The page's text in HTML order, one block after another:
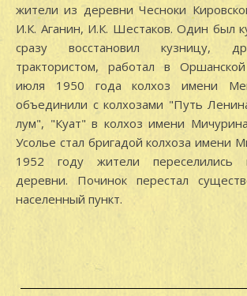
жители из деревни Чесноки
И.К. Аганин, И.К. Шестаков. Один был
сразу восстановил кузницу,
трактористом, работал в
июля 1950 года колхоз имени
объединили с колхозами "Путь
лум", "Куат" в колхоз имени
Усолье стал бригадой колхоза имени
1952 году жители переселились
деревни. Починок перестал
населенный пункт.